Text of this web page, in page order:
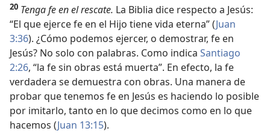
20 Tenga fe en el rescate. La Biblia dice respecto a Jesús:
“El que ejerce fe en el Hijo tiene vida eterna” (Juan
3:36). ¿Cómo podemos ejercer, o demostrar, fe en
Jesús? No solo con palabras. Como indica Santiago
2:26, “la fe sin obras está muerta”. En efecto, la fe
verdadera se demuestra con obras. Una manera de
probar que tenemos fe en Jesús es haciendo lo posible
por imitarlo, tanto en lo que decimos como en lo que
hacemos (Juan 13:15).